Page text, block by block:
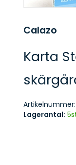
Calazo
Karta
Artikelnummer:
Lagerantal: